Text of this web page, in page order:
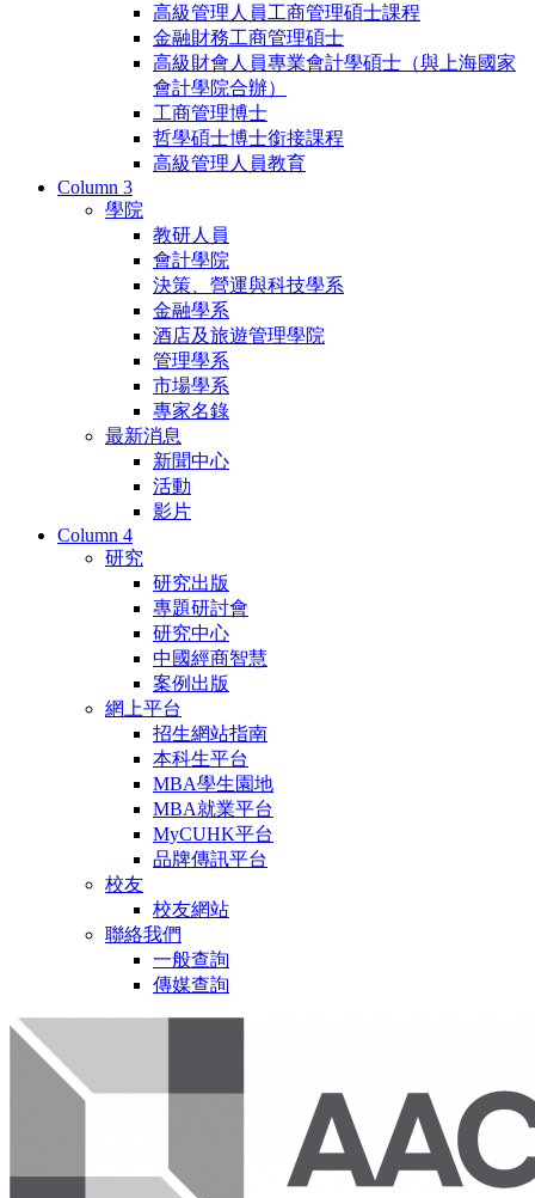
高級管理人員工商管理碩士課程
金融財務工商管理碩士
高級財會人員專業會計學碩士（與上海國家
會計學院合辦）
工商管理博士
哲學碩士博士銜接課程
高級管理人員教育
Column 3
學院
教研人員
會計學院
決策、營運與科技學系
金融學系
酒店及旅遊管理學院
管理學系
市場學系
專家名錄
最新消息
新聞中心
活動
影片
Column 4
研究
研究出版
專題研討會
研究中心
中國經商智慧
案例出版
網上平台
招生網站指南
本科生平台
MBA學生園地
MBA就業平台
MyCUHK平台
品牌傳訊平台
校友
校友網站
聯絡我們
一般查詢
傳媒查詢